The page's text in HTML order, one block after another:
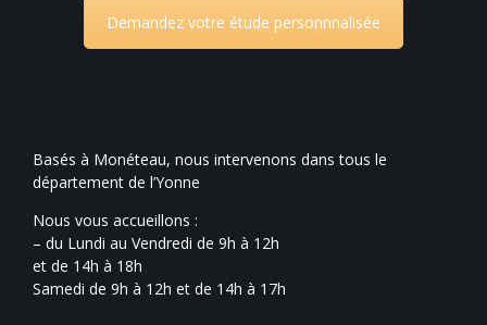
Demandez votre étude personnnalisée
Basés à Monéteau, nous intervenons dans tous le
département de l’Yonne
Nous vous accueillons :
– du Lundi au Vendredi de 9h à 12h
et de 14h à 18h
Samedi de 9h à 12h et de 14h à 17h